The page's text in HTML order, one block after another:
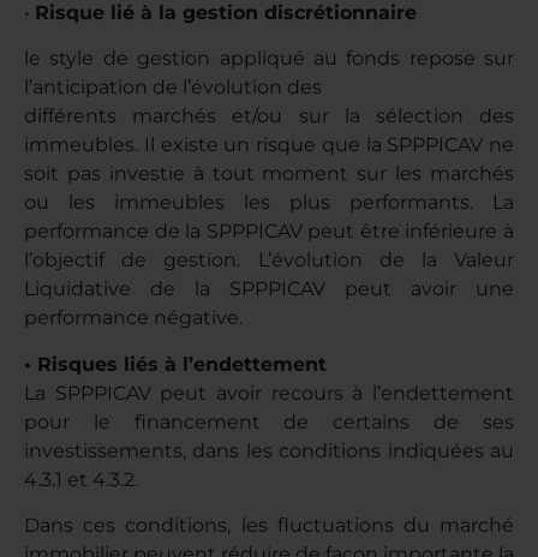
• Risque lié à la gestion discrétionnaire
le style de gestion appliqué au fonds repose sur
l’anticipation de l’évolution des
différents marchés et/ou sur la sélection des
immeubles. Il existe un risque que la SPPPICAV ne
soit pas investie à tout moment sur les marchés
ou les immeubles les plus performants. La
performance de la SPPPICAV peut être inférieure à
l’objectif de gestion. L’évolution de la Valeur
Liquidative de la SPPPICAV peut avoir une
performance négative.
• Risques liés à l’endettement
La SPPPICAV peut avoir recours à l’endettement
pour le financement de certains de ses
investissements, dans les conditions indiquées au
4.3.1 et 4.3.2.
Dans ces conditions, les fluctuations du marché